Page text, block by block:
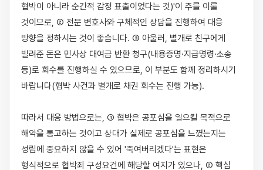
협박이 아니라 순간적 감정 표출이었다는 것)'이 주를 이룰
것이므로, ② 전문 변호사와 구체적인 상담을 진행하여 대응
방향을 정하시는 것이 좋습니다. ③ 아울러, 별개로 친구에게
빌려준 돈은 민사상 대여금 반환 청구(내용증명·지급명령·소송
등)로 회수를 진행하실 수 있으므로, 이 부분도 함께 정리하시기
바랍니다(협박 사건과 별개로 채권 회수는 진행 가능).
따라서 대응 방법으로는, ① 협박은 공포심을 일으킬 목적으로
해악을 통고하는 것이고 상대가 실제로 공포심을 느꼈는지는
성립에 중요하지 않을 수 있어 '죽여버리겠다'는 표현은
형식적으로 협박죄 구성요건에 해당할 여지가 있으나, ② 핵심